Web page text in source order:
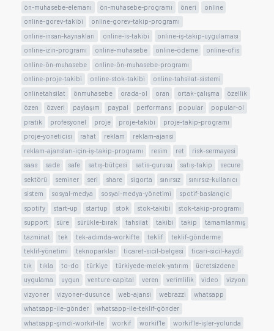
ön-muhasebe-elemanı
ön-muhasebe-programı öneri
online
online-gorev-takibi
online-gorev-takip-programı
online-insan-kaynakları
online-is-takibi
online-iş-takip-uygulaması
online-izin-programı
online-muhasebe online-ödeme
online-ofis
online-ön-muhasebe
online-ön-muhasebe-programı
online-proje-takibi
online-stok-takibi
online-tahsilat-sistemi
onlinetahsilat
önmuhasebe orada-ol oran ortak-çalışma
özellik
özen
özveri paylaşım paypal performans popular
popular-ol
pratik
profesyonel proje proje-takibi
proje-takip-programı
proje-yoneticisi
rahat reklam
reklam-ajansi
reklam-ajansları-için-iş-takip-programı
resim ret
risk-sermayesi
saas
sade safe satış-bütçesi satis-gurusu satış-takip
secure
sektörü
seminer seri share sigorta sınırsız
sınırsız-kullanıcı
sistem
sosyal-medya sosyal-medya-yönetimi
spotif-baslangic
spotify
start-up startup stok stok-takibi
stok-takip-programı
support
süre sürükle-bırak tahsilat takibi takip
tamamlanmış
tazminat
tek tek-adımda-workifte teklif
teklif-gönderme
teklif-yönetimi
teknoparklar ticaret-sicil-belgesi
ticari-sicil-kaydi
tık
tıkla to-do türkiye türkiyede-melek-yatırım
ücretsizdene
uygulama
uygun venture-capital veren verimlilik video
vizyon
vizyoner
vizyoner-dusunce web-ajansi webrazzi
whatsapp
whatsapp-ile-gönder
whatsapp-ile-teklif-gönder
whatsapp-şimdi-workif-ile
workif workif'le
workif'le-işler-yolunda